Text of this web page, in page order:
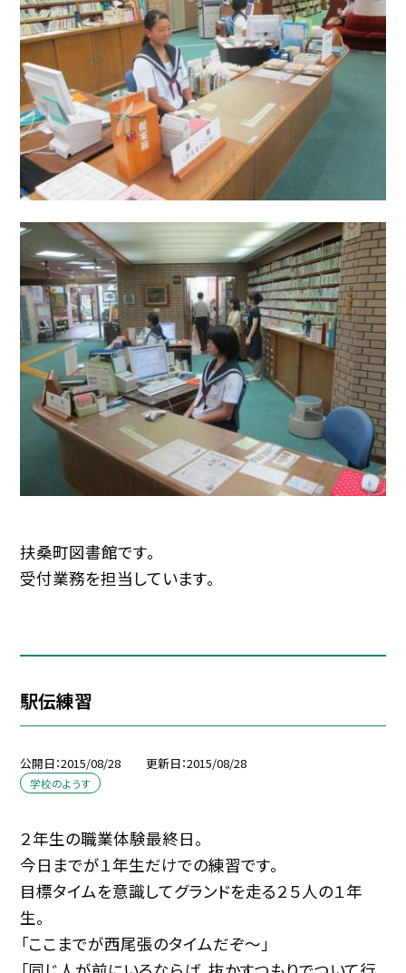
扶桑町図書館です。
受付業務を担当しています。
駅伝練習
公開日 2015/08/28 更新日 2015/08/28
学校のようす
２年生の職業体験最終日。
今日までが１年生だけでの練習です。
目標タイムを意識してグランドを走る２５人の１年
生。
「ここまでが西尾張のタイムだぞ〜」